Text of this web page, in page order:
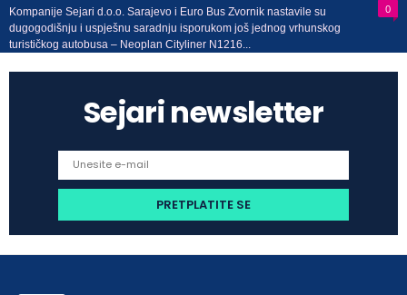
0
Kompanije Sejari d.o.o. Sarajevo i Euro Bus Zvornik nastavile su
dugogodišnju i uspješnu saradnju isporukom još jednog vrhunskog
turističkog autobusa – Neoplan Cityliner N1216...
Sejari newsletter